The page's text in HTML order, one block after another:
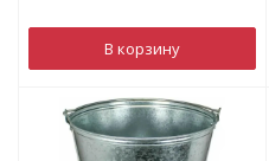
В корзину